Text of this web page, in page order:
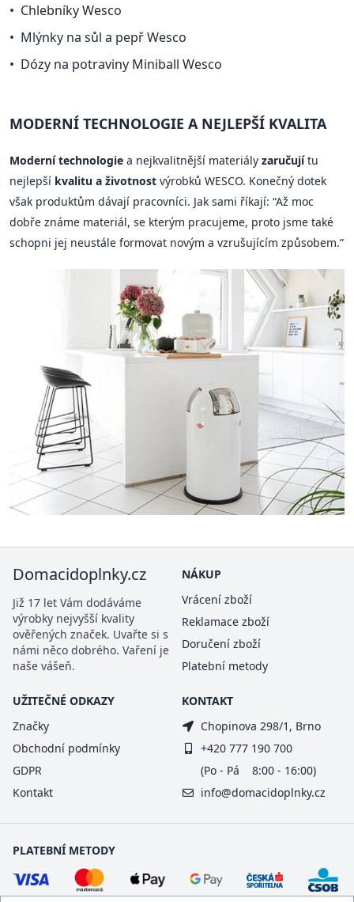
Chlebníky Wesco
Mlýnky na sůl a pepř Wesco
Dózy na potraviny Miniball Wesco
MODERNÍ TECHNOLOGIE A NEJLEPŠÍ KVALITA
Moderní technologie a nejkvalitnější materiály zaručujítu
nejlepší kvalitu a životnost výrobků WESCO. Konečný dotek
však produktům dávají pracovníci. Jak sami říkají: “Až moc
dobře známe materiál, se kterým pracujeme, proto jsme také
schopni jej neustále formovat novým a vzrušujícím způsobem.”
Domacidoplnky.cz
Již 17 let Vám dodáváme
výrobky nejvyšší kvality
ověřených značek. Uvařte si s
námi něco dobrého. Vaření je
naše vášeň.
NÁKUP
Vrácení zboží
Reklamace zboží
Doručení zboží
Platební metody
UŽITEČNÉ ODKAZY
Značky
Obchodní podmínky
GDPR
Kontakt
KONTAKT
Chopinova 298/1, Brno
+420 777 190 700
(Po - Pá 8:00 - 16:00)
info@domacidoplnky.cz
PLATEBNÍ METODY